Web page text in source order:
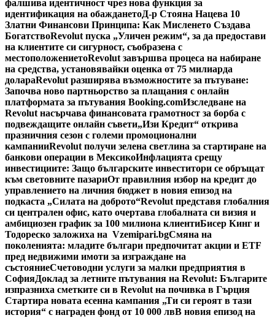
фалшива идентичност чрез нова функция за
идентификация на обажданетоД-р Стояна Нацева 10
Златни Финансови Принципа: Как Мисленето Създава
БогатствоRevolut пуска „Уличен режим“, за да предостави
на клиентите си сигурност, съобразена с
местоположениетоRevolut завършва процеса на набиране
на средства, установявайки оценка от 75 милиарда
долараRevolut разширява възможностите за пътуване:
Започва ново партньорство за плащания с онлайн
платформата за пътувания Booking.comИзследване на
Revolut насърчава финансовата грамотност за борба с
подвеждащите онлайн съвети„Изи Кредит“ открива
празничния сезон с големи промоционални
кампанииRevolut получи зелена светлина за стартиране на
банкови операции в МексикоИнфлацията срещу
инвестициите: Защо българските инвеститори се обръщат
към световните пазариОт правилния избор на кредит до
управлението на личния бюджет в новия епизод на
подкаста „Силата на доброто“Revolut представя глобалния
си централен офис, като очертава глобалната си визия и
амбициозен график за 100 милиона клиентиБисер Кинг и
Тодореско заложиха на Vzemipari.bgСмяна на
поколенията: младите българи предпочитат акции и ETF
пред недвижими имоти за изграждане на
състояниеСчетоводни услуги за малки предприятия в
СофияДоклад за летните пътувания на Revolut: Българите
изпразниха сметките си в Revolut на почивка в Гърция
Стартира новата есенна кампания „Ти си героят в тази
история“ с награден фонд от 10 000 лвВ новия епизод на